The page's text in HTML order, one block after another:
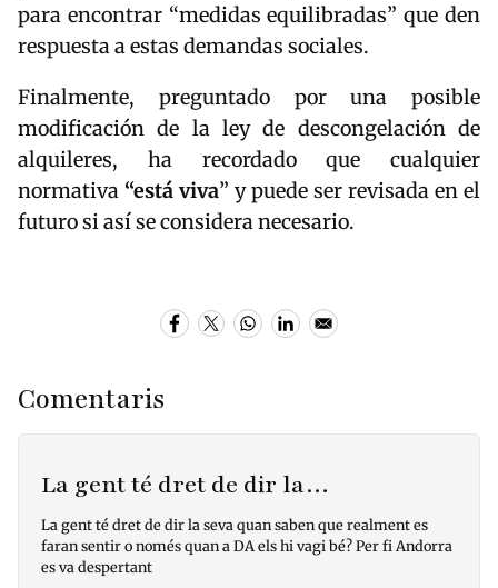
para encontrar “medidas equilibradas” que den
respuesta a estas demandas sociales.
Finalmente, preguntado por una posible
modificación de la ley de descongelación de
alquileres, ha recordado que cualquier
normativa “está viva” y puede ser revisada en el
futuro si así se considera necesario.
Comentaris
La gent té dret de dir la…
La gent té dret de dir la seva quan saben que realment es
faran sentir o només quan a DA els hi vagi bé? Per fi Andorra
es va despertant